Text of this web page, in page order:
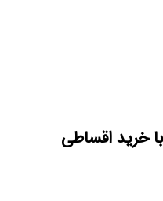
خرید اقساطی